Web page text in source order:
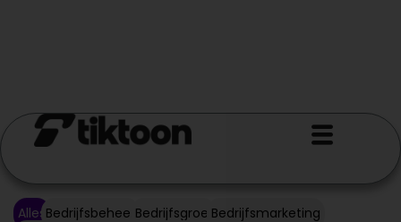
Alles Bedrijfsbeheer Bedrijfsgroei Bedrijfsmarketing